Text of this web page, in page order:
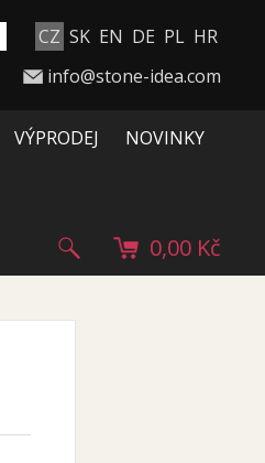
CZ SK EN DE PL HR
info@stone-idea.com
VÝPRODEJ NOVINKY
0,00 Kč